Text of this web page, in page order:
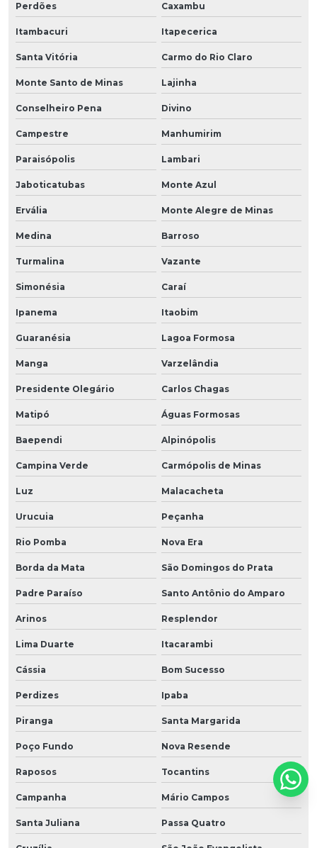
Perdões Caxambu
Itambacuri Itapecerica
Santa Vitória Carmo do Rio Claro
Monte Santo de Minas Lajinha
Conselheiro Pena Divino
Campestre Manhumirim
Paraisópolis Lambari
Jaboticatubas Monte Azul
Ervália Monte Alegre de Minas
Medina Barroso
Turmalina Vazante
Simonésia Caraí
Ipanema Itaobim
Guaranésia Lagoa Formosa
Manga Varzelândia
Presidente Olegário Carlos Chagas
Matipó Águas Formosas
Baependi Alpinópolis
Campina Verde Carmópolis de Minas
Luz Malacacheta
Urucuia Peçanha
Rio Pomba Nova Era
Borda da Mata São Domingos do Prata
Padre Paraíso Santo Antônio do Amparo
Arinos Resplendor
Lima Duarte Itacarambi
Cássia Bom Sucesso
Perdizes Ipaba
Piranga Santa Margarida
Poço Fundo Nova Resende
Raposos Tocantins
Campanha Mário Campos
Santa Juliana Passa Quatro